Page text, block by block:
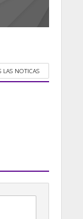
LAS NOTICAS